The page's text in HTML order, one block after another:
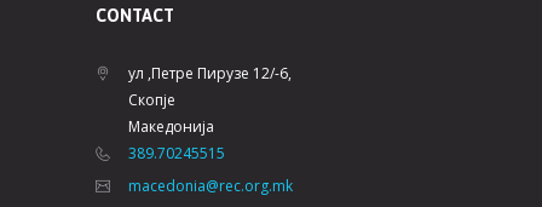
CONTACT
ул ,Петре Пирузе 12/-6,
Скопје
Македонија
389.70245515
macedonia@rec.org.mk